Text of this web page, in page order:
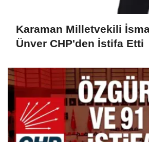
Karaman Milletvekili
Ünver CHP'den İstifa Etti